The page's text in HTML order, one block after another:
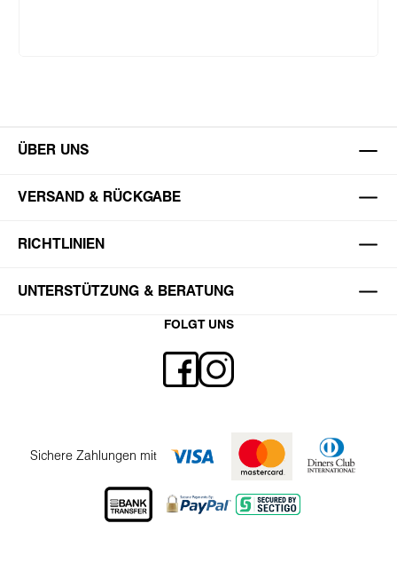
ÜBER UNS
VERSAND & RÜCKGABE
RICHTLINIEN
UNTERSTÜTZUNG & BERATUNG
FOLGT UNS
Sichere Zahlungen mit